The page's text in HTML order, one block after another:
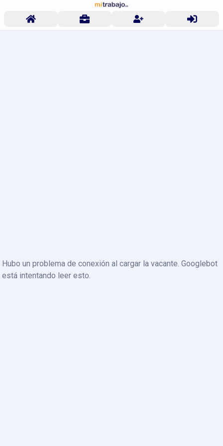
Hubo un problema de conexión al cargar la vacante. Googlebot
está intentando leer esto.